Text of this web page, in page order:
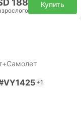
188 Купить
+1